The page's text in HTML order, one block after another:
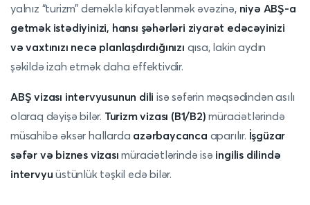
yalnız “turizm” deməklə kifayətlənmək əvəzinə, niyə ABŞ-a
getmək istədiyinizi, hansı şəhərləri ziyarət edəcəyinizi
və vaxtınızı necə planlaşdırdığınızı qısa, lakin aydın
şəkildə izah etmək daha effektivdir.
ABŞ vizası intervyusunun dili isə səfərin məqsədindən asılı
olaraq dəyişə bilər. Turizm vizası (B1/B2) müraciətlərində
müsahibə əksər hallarda azərbaycanca aparılır. İşgüzar
səfər və biznes vizası müraciətlərində isə ingilis dilində
intervyu üstünlük təşkil edə bilər.